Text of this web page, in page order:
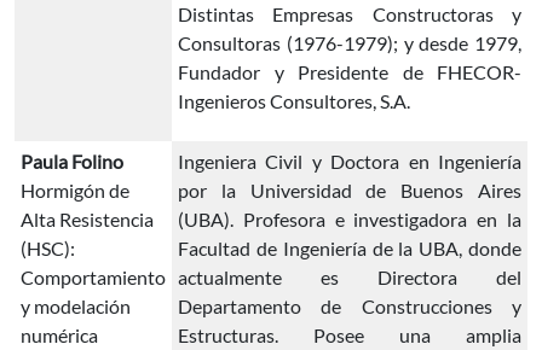
Distintas Empresas Constructoras y
Consultoras (1976-1979); y desde 1979,
Fundador y Presidente de FHECOR-
Ingenieros Consultores, S.A.
Paula Folino
Hormigón de
Alta Resistencia
(HSC):
Comportamiento
y modelación
numérica
Ingeniera Civil y Doctora en Ingeniería
por la Universidad de Buenos Aires
(UBA). Profesora e investigadora en la
Facultad de Ingeniería de la UBA, donde
actualmente es Directora del
Departamento de Construcciones y
Estructuras. Posee una amplia